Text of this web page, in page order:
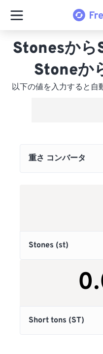
Stonesか
Stoneか
以下の値を入力すると自